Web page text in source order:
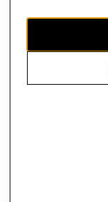
Uruguay ($U)